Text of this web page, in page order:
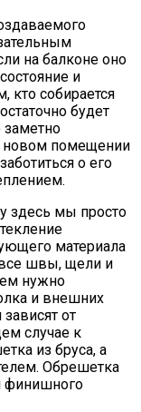
на балконе оно
и
кто собирается
будет
заметно
новом помещении
о его
здесь мы просто
материала
все швы, щели и
нужно
и внешних
от
случае к
из бруса, а
Обрешетка
финишного